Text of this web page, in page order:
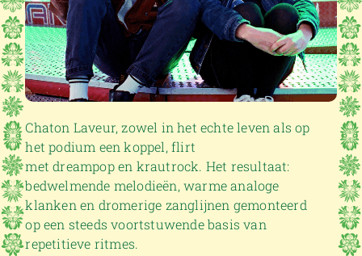
Chaton Laveur, zowel in het echte leven als op
het podium een koppel, flirt
met dreampop en krautrock. Het resultaat:
bedwelmende melodieën, warme analoge
klanken en dromerige zanglijnen gemonteerd
op een steeds voortstuwende basis van
repetitieve ritmes.